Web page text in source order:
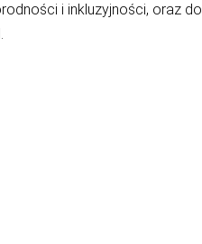
i inkluzyjności, oraz do